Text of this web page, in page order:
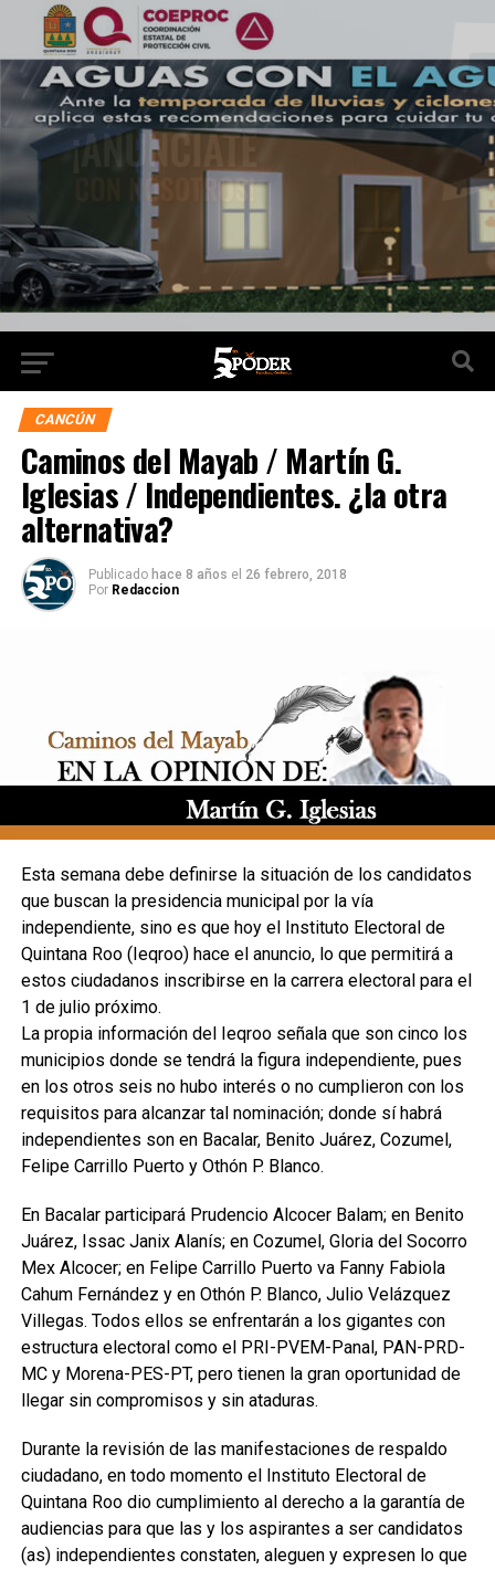
CANCÚN
Caminos del Mayab / Martín G.
Iglesias / Independientes. ¿la otra
alternativa?
Publicado hace 8 años el 26 febrero, 2018
Por Redaccion
Esta semana debe definirse la situación de los candidatos
que buscan la presidencia municipal por la vía
independiente, sino es que hoy el Instituto Electoral de
Quintana Roo (Ieqroo) hace el anuncio, lo que permitirá a
estos ciudadanos inscribirse en la carrera electoral para el
1 de julio próximo.
La propia información del Ieqroo señala que son cinco los
municipios donde se tendrá la figura independiente, pues
en los otros seis no hubo interés o no cumplieron con los
requisitos para alcanzar tal nominación; donde sí habrá
independientes son en Bacalar, Benito Juárez, Cozumel,
Felipe Carrillo Puerto y Othón P. Blanco.
En Bacalar participará Prudencio Alcocer Balam; en Benito
Juárez, Issac Janix Alanís; en Cozumel, Gloria del Socorro
Mex Alcocer; en Felipe Carrillo Puerto va Fanny Fabiola
Cahum Fernández y en Othón P. Blanco, Julio Velázquez
Villegas. Todos ellos se enfrentarán a los gigantes con
estructura electoral como el PRI-PVEM-Panal, PAN-PRD-
MC y Morena-PES-PT, pero tienen la gran oportunidad de
llegar sin compromisos y sin ataduras.
Durante la revisión de las manifestaciones de respaldo
ciudadano, en todo momento el Instituto Electoral de
Quintana Roo dio cumplimiento al derecho a la garantía de
audiencias para que las y los aspirantes a ser candidatos
(as) independientes constaten, aleguen y expresen lo que